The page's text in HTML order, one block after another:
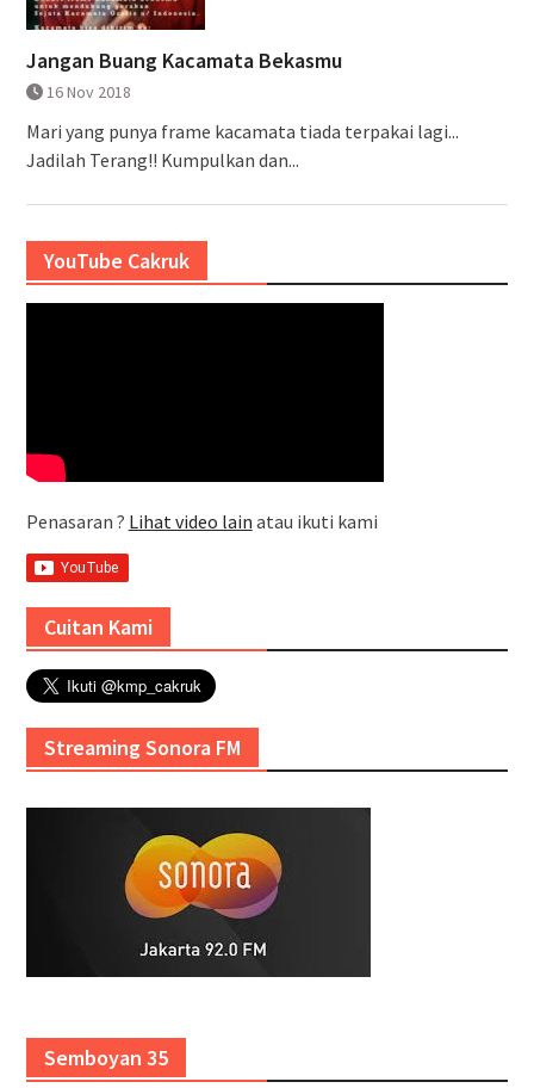
Jangan Buang Kacamata Bekasmu
16 Nov 2018
Mari yang punya frame kacamata tiada terpakai lagi...
Jadilah Terang!! Kumpulkan dan...
YouTube Cakruk
Penasaran ? Lihat video lain atau ikuti kami
Cuitan Kami
Streaming Sonora FM
Semboyan 35